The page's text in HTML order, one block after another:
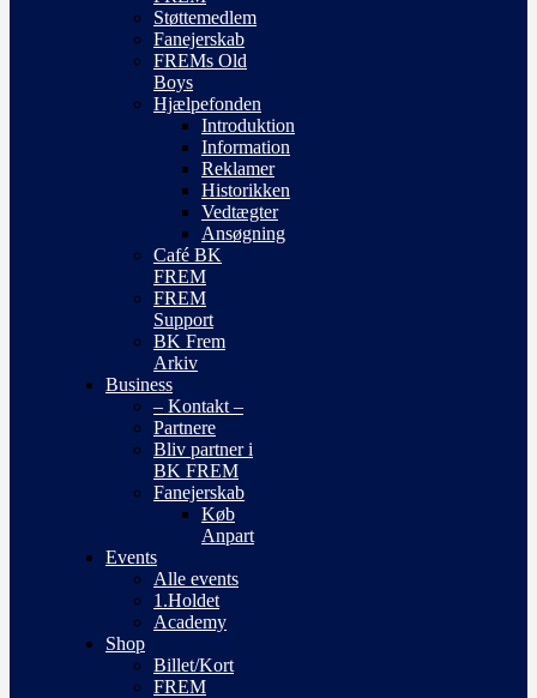
Støttemedlem
Fanejerskab
FREMs Old
Boys
Hjælpefonden
Introduktion
Information
Reklamer
Historikken
Vedtægter
Ansøgning
Café BK
FREM
FREM
Support
BK Frem
Arkiv
Business
– Kontakt –
Partnere
Bliv partner i
BK FREM
Fanejerskab
Køb
Anpart
Events
Alle events
1.Holdet
Academy
Shop
Billet/Kort
FREM